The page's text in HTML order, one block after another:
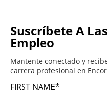
Suscríbete A
Empleo
Mantente conectado y
carrera profesional en
FIRST NAME